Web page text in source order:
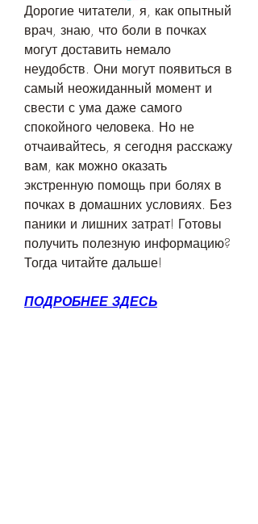
Дорогие читатели, я, как опытный
врач, знаю, что боли в почках
могут доставить немало
неудобств. Они могут появиться в
самый неожиданный момент и
свести с ума даже самого
спокойного человека. Но не
отчаивайтесь, я сегодня расскажу
вам, как можно оказать
экстренную помощь при болях в
почках в домашних условиях. Без
паники и лишних затрат! Готовы
получить полезную информацию?
Тогда читайте дальше!
ПОДРОБНЕЕ ЗДЕСЬ